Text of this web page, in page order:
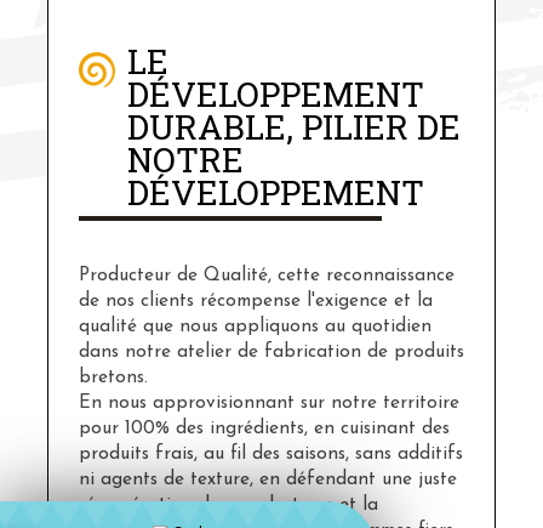
LE
DÉVELOPPEMENT
DURABLE, PILIER DE
NOTRE
DÉVELOPPEMENT
Producteur de Qualité, cette reconnaissance
de nos clients récompense l'exigence et la
qualité que nous appliquons au quotidien
dans notre atelier de fabrication de produits
bretons.
En nous approvisionnant sur notre territoire
pour 100% des ingrédients, en cuisinant des
produits frais, au fil des saisons, sans additifs
ni agents de texture, en défendant une juste
rémunération des producteurs et la